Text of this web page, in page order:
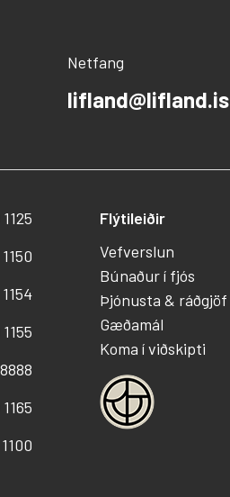
Netfang
lifland@lifland.is
Flýtileiðir
Vefverslun
Búnaður í fjós
Þjónusta & ráðgjöf
Gæðamál
Koma í viðskipti